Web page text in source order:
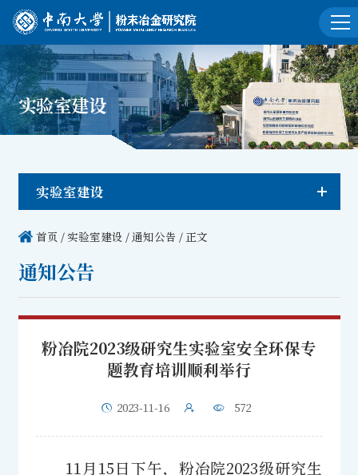
实验室建设
实验室建设
通知公告
首页 / 实验室建设 /通知公告 / 正文
粉冶院2023级研究生实验室安全环保专
题教育培训顺利举行
2023-11-16 572
11月15日下午，粉冶院2023级研究生